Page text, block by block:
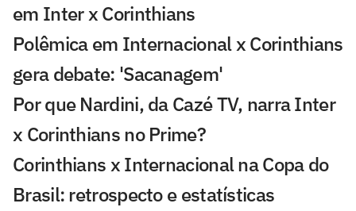
em Inter x Corinthians
Polêmica em Internacional x Corinthians
gera debate: 'Sacanagem'
Por que Nardini, da Cazé TV, narra Inter
x Corinthians no Prime?
Corinthians x Internacional na Copa do
Brasil: retrospecto e estatísticas